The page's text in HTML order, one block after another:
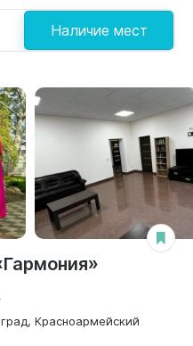
Наличие мест
Красноармейский